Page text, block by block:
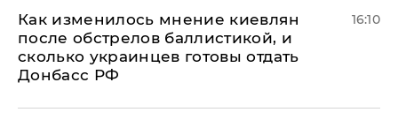
Как изменилось мнение киевлян
после обстрелов баллистикой, и
сколько украинцев готовы отдать
Донбасс РФ
16:10